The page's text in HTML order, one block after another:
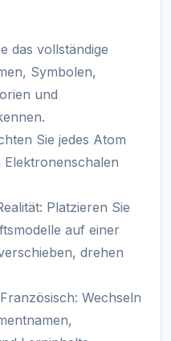
das vollständige
Symbolen,
und
Sie jedes Atom
Elektronenschalen
Platzieren Sie
auf einer
drehen
Wechseln